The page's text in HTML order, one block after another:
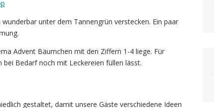
unter dem Tannengrün verstecken. Ein paar
Advent Bäumchen mit den Ziffern 1-4 liege. Für
Bedarf noch mit Leckereien füllen lässt.
gestaltet, damit unsere Gäste verschiedene Ideen